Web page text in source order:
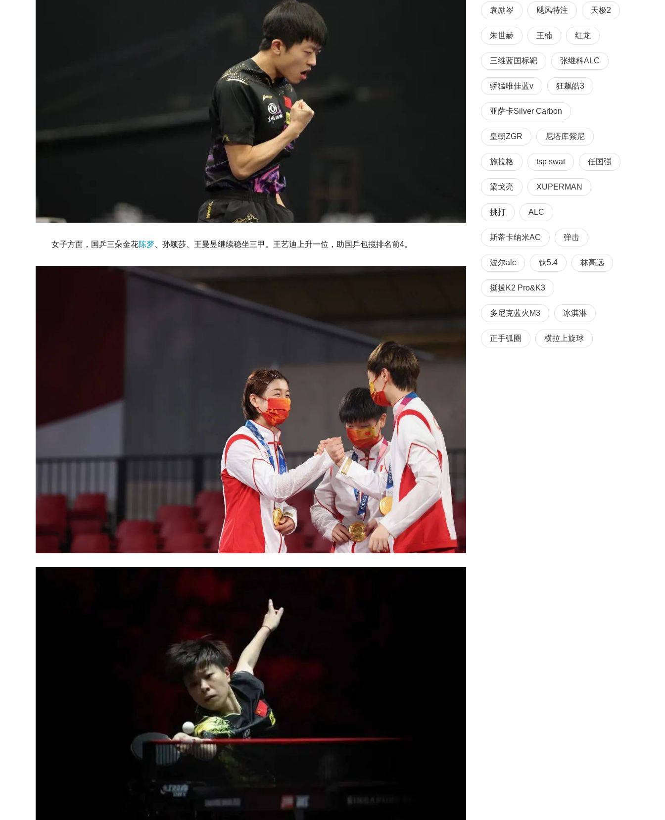
女子方面，国乒三朵金花陈梦 、孙颖莎、王曼昱继续稳坐三甲。王艺迪上升一位，助国乒包揽排名前4。
袁励岑 飓风特注 天极2
朱世赫 王楠 红龙
三维蓝国标靶 张继科ALC
骄猛唯佳蓝v 狂飙皓3
亚萨卡Silver Carbon
皇朝ZGR 尼塔库紫尼
施拉格 tsp swat 任国强
梁戈亮 XUPERMAN
挑打 ALC
斯蒂卡纳米AC 弹击
波尔alc 钛5.4 林高远
挺拔K2 Pro&K3
多尼克蓝火M3 冰淇淋
正手弧圈 横拉上旋球